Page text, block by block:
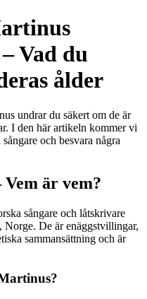
Vad du
ålder
undrar du säkert om de är
I den här artikeln kommer vi
och besvara några
är vem?
sångare och låtskrivare
De är enäggstvillingar,
sammansättning och är